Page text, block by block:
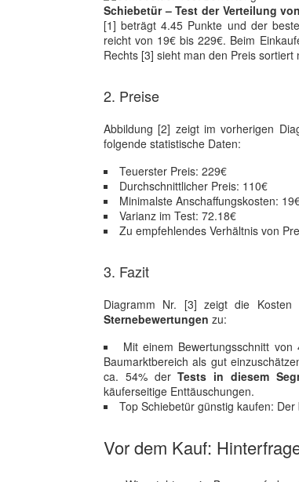
Schiebetür – Test der Verteilung
[1] beträgt 4.45 Punkte und der
reicht von 19€ bis 229€. Beim
Rechts [3] sieht man den Preis sortiert
2. Preise
Abbildung [2] zeigt im vorherigen
folgende statistische Daten:
Teuerster Preis: 229€
Durchschnittlicher Preis: 110€
Minimalste Anschaffungskosten:
Varianz im Test: 72.18€
Zu empfehlendes Verhältnis von
3. Fazit
Diagramm Nr. [3] zeigt die Kosten
Sternebewertungen zu:
Mit einem Bewertungsschnitt
Baumarktbereich als gut
ca. 54% derTests in diesem
käuferseitige Enttäuschungen.
Top Schiebetür günstig kaufen:
Vor dem Kauf: